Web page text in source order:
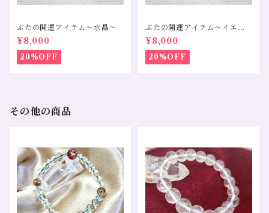
ぶたの開運アイテム～水晶～
¥8,000
20%OFF
ぶたの開運アイテム～イエロ
ーカルサイト～
¥8,000
20%OFF
その他の商品